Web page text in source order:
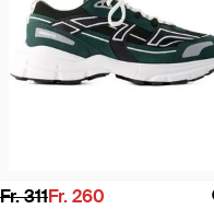
Fr. 311Fr. 260